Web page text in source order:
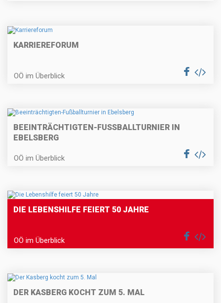
KARRIEREFORUM
OÖ im Überblick
BEEINTRÄCHTIGTEN-FUSSBALLTURNIER IN E
BELSBERG
OÖ im Überblick
DIE LEBENSHILFE FEIERT 50 JAHRE
OÖ im Überblick
DER KASBERG KOCHT ZUM 5. MAL